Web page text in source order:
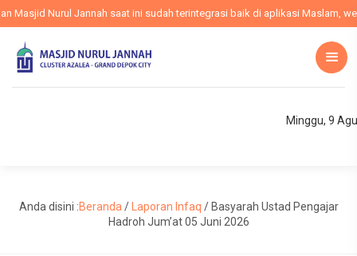
Nurul Jannah saat ini sudah terintegrasi baik di aplikasi Maslam,
Minggu, 9
Anda disini :Beranda / Laporan Infaq / Basyarah Ustad Pengajar
Hadroh Jum’at 05 Juni 2026